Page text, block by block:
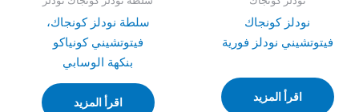
سلطة نودلز كونجاك،
فيتوتشيني كونياكو
بنكهة الوسابي
اقرأ المزيد
نودلز كونجاك
فيتوتشيني نودلز فورية
اقرأ المزيد